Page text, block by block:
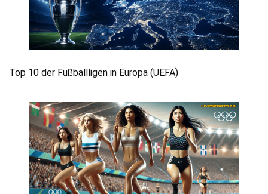
Top 10 der Fußballligen in Europa (UEFA)